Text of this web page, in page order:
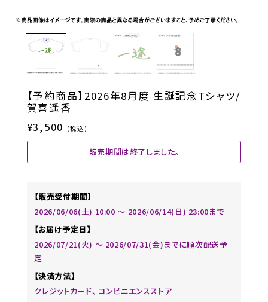
【予約商品】2026年8月度 生誕記念Tシャツ/
賀喜遥香
¥3,500 (税込)
販売期間は終了しました。
【販売受付期間】
2026/06/06(土) 10:00 〜 2026/06/14(日) 23:00まで
【お届け予定日】
2026/07/21(火) 〜 2026/07/31(金)までに順次配送予
定
【決済方法】
クレジットカード、 コンビニエンスストア